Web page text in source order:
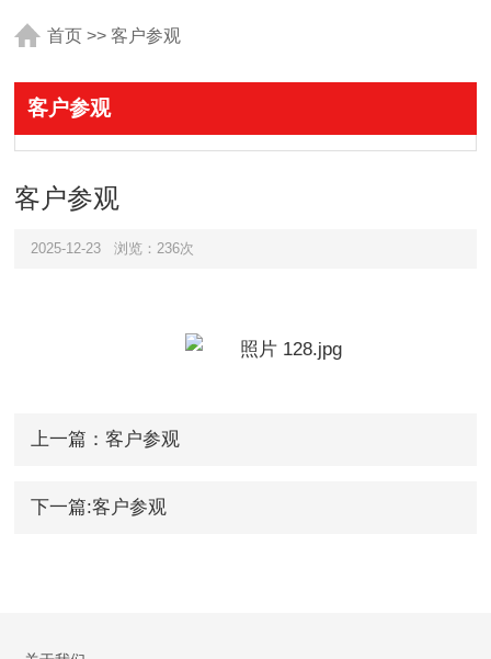
首页 >>客户参观
客户参观
客户参观
2025-12-23 浏览：236次
上一篇：客户参观
下一篇:客户参观